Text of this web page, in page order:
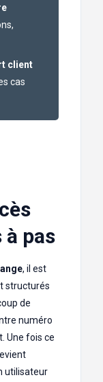
client
cas
à pas
, il est
structurés
de
numéro
Une fois ce
utilisateur